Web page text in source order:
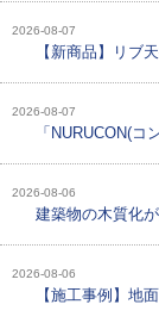
2026-08-07
【新商品】リブ
2026-08-07
「NURUCON(
2026-08-06
建築物の木質化
2026-08-06
【施工事例】地